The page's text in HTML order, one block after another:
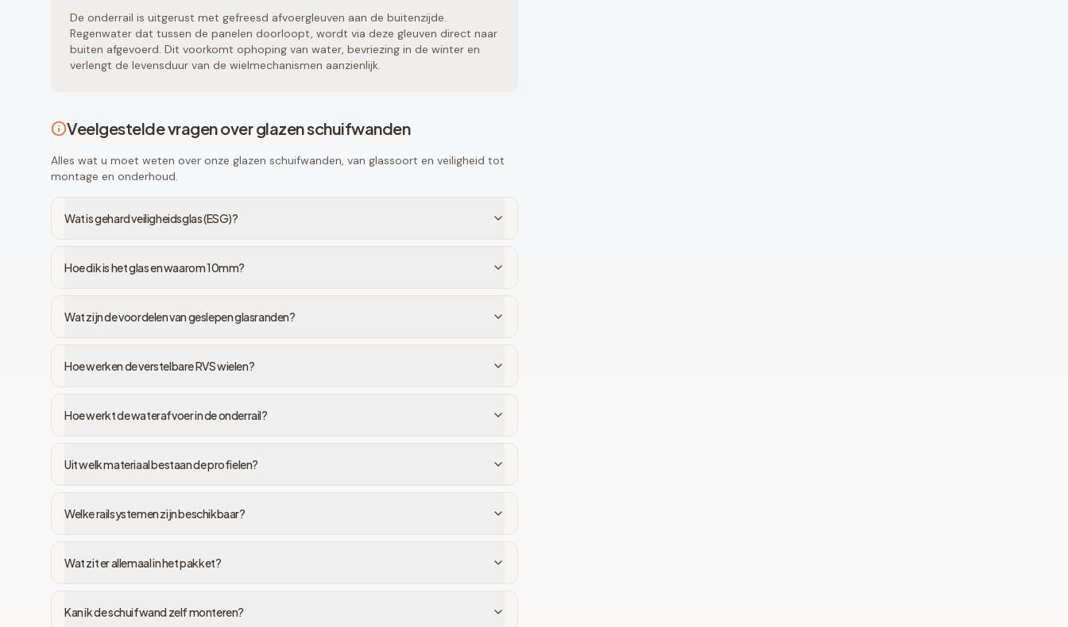
De onderrail is uitgerust met gefreesd afvoergleuven aan de buitenzijde.
Regenwater dat tussen de panelen doorloopt, wordt via deze gleuven direct naar
buiten afgevoerd. Dit voorkomt ophoping van water, bevriezing in de winter en
verlengt de levensduur van de wielmechanismen aanzienlijk.
Veelgestelde vragen over glazen schuifwanden
Alles wat u moet weten over onze glazen schuifwanden, van glassoort en veiligheid tot
montage en onderhoud.
Wat is gehard veiligheidsglas (ESG)?
Hoe dik is het glas en waarom 10mm?
Wat zijn de voordelen van geslepen glasranden?
Hoe werken de verstelbare RVS wielen?
Hoe werkt de waterafvoer in de onderrail?
Uit welk materiaal bestaan de profielen?
Welke railsystemen zijn beschikbaar?
Wat zit er allemaal in het pakket?
Kan ik de schuifwand zelf monteren?